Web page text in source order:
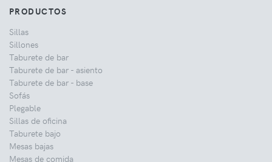
PRODUCTOS
Sillas
Sillones
Taburete de bar
Taburete de bar - asiento
Taburete de bar - base
Sofás
Plegable
Sillas de oficina
Taburete bajo
Mesas bajas
Mesas de comida